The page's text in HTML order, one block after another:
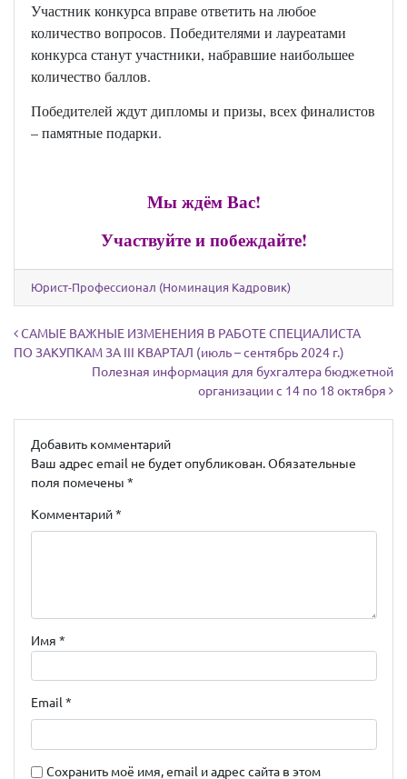
Участник конкурса вправе ответить на любое
количество вопросов. Победителями и лауреатами
конкурса станут участники, набравшие наибольшее
количество баллов.
Победителей ждут дипломы и призы, всех финалистов
– памятные подарки.
Мы ждём Вас!
Участвуйте и побеждайте!
Юрист-Профессионал (Номинация Кадровик)
Навигация по записям
САМЫЕ ВАЖНЫЕ ИЗМЕНЕНИЯ В РАБОТЕ СПЕЦИАЛИСТА
ПО ЗАКУПКАМ ЗА III КВАРТАЛ (июль – сентябрь 2024 г.)
Полезная информация для бухгалтера бюджетной
организации с 14 по 18 октября
Добавить комментарий
Ваш адрес email не будет опубликован. Обязательные
поля помечены *
Комментарий*
Имя *
Email*
Сохранить моё имя, email и адрес сайта в этом